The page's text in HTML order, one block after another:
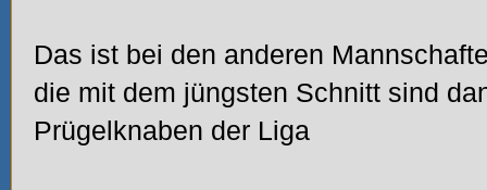
Das ist bei den anderen
die mit dem jüngsten Schnitt sind
Prügelknaben der Liga